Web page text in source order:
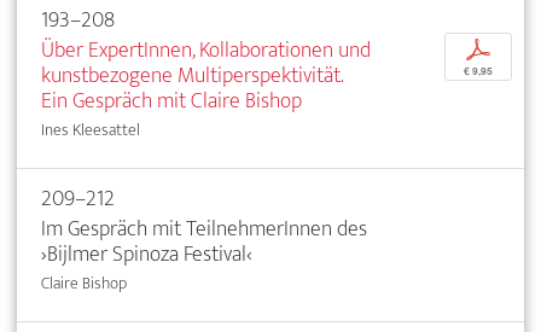
193–208
Über ExpertInnen, Kollaborationen und
kunstbezogene Multiperspektivität.
Ein Gespräch mit Claire Bishop
Ines Kleesattel
p
€ 9,95
209–212
Im Gespräch mit TeilnehmerInnen des
›Bijlmer Spinoza Festival‹
Claire Bishop